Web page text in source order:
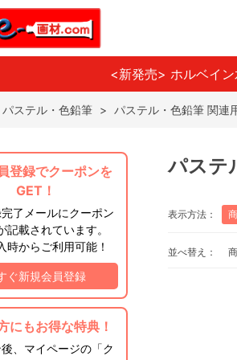
<新発売> ホルベイ
パステル・色鉛筆 > パステル・色鉛筆 関連
登録でクーポンを
GET！
了メールにクーポン
記載されています。
時からご利用可能！
ぐ新規会員登録
にもお得な特典！
、マイページの「ク
パステ
表示方法：
並べ替え：